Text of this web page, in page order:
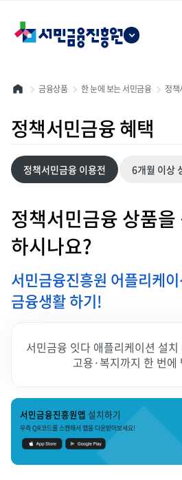
금융상품 한 눈에 보는 서민금융 정책
정책서민금융 혜택
정책서민금융 이용전
선택됨
6개월 이상
정책서민금융 상품
하시나요?
서민금융진흥원 어플리케
금융생활 하기!
서민금융 잇다 애플리케이션 설
고용·복지까지 한 번에
서민금융진흥원앱 설치하기
우측 QR코드를 스캔해서 앱을 다운받아보세요!